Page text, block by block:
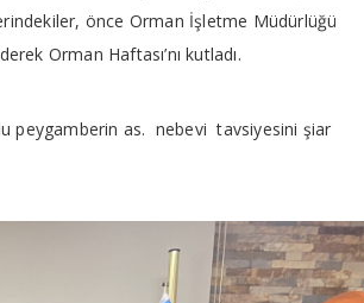
önce Orman İşletme Müdürlüğü
Orman Haftası’nı kutladı.
peygamberin as. nebevi tavsiyesini şiar